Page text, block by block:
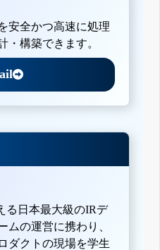
安全かつ高速に処理
・構築できます。
る日本最大級のIRデ
ムの運営に携わり、
ダクトの現場を学生